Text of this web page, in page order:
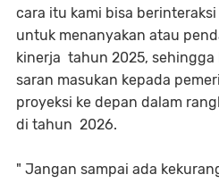
cara itu kami bisa
untuk menanyakan atau
kinerja tahun 2025, sehingga
saran masukan kepada
proyeksi ke depan dalam
di tahun 2026.
" Jangan sampai ada